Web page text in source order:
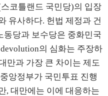
스코틀랜드 국민당)의 입장
유사하다. 헌법 제정과 건
동당과 보수당은 중화민국
의 심화는 주장하
만과 가장 큰 차이는 제도
앙정부가 국민투표 진행
, 대만에는 이에 대응하는